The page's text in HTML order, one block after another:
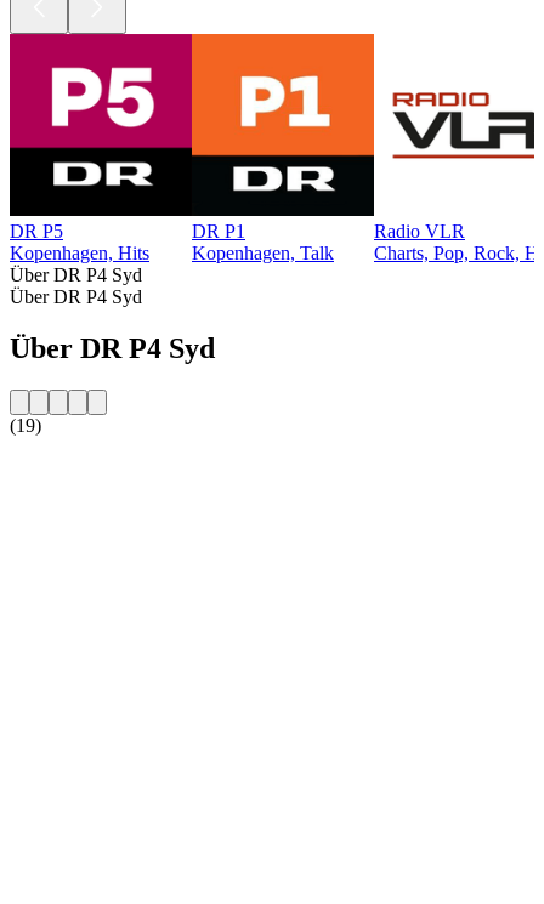
DR P5
Kopenhagen, Hits
DR P1
Kopenhagen, Talk
Radio VLR
Charts, Pop, Rock,
Über DR P4 Syd
Über DR P4 Syd
Über DR P4 Syd
(19)